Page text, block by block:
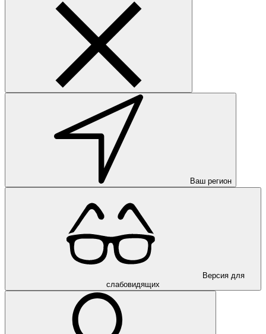
Ваш регион
Версия для
слабовидящих